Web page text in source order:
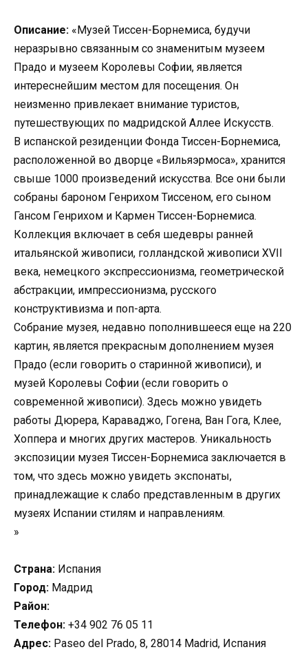
Описание: «Музей Тиссен-Борнемиса, будучи
неразрывно связанным со знаменитым музеем
Прадо и музеем Королевы Софии, является
интереснейшим местом для посещения. Он
неизменно привлекает внимание туристов,
путешествующих по мадридской Аллее Искусств.
В испанской резиденции Фонда Тиссен-Борнемиса,
расположенной во дворце «Вильяэрмоса», хранится
свыше 1000 произведений искусства. Все они были
собраны бароном Генрихом Тиссеном, его сыном
Гансом Генрихом и Кармен Тиссен-Борнемиса.
Коллекция включает в себя шедевры ранней
итальянской живописи, голландской живописи XVII
века, немецкого экспрессионизма, геометрической
абстракции, импрессионизма, русского
конструктивизма и поп-арта.
Собрание музея, недавно пополнившееся еще на 220
картин, является прекрасным дополнением музея
Прадо (если говорить о старинной живописи), и
музей Королевы Софии (если говорить о
современной живописи). Здесь можно увидеть
работы Дюрера, Караваджо, Гогена, Ван Гога, Клее,
Хоппера и многих других мастеров. Уникальность
экспозиции музея Тиссен-Борнемиса заключается в
том, что здесь можно увидеть экспонаты,
принадлежащие к слабо представленным в других
музеях Испании стилям и направлениям.
»
Страна: Испания
Город: Мадрид
Район:
Телефон: +34 902 76 05 11
Адрес: Paseo del Prado, 8, 28014 Madrid, Испания